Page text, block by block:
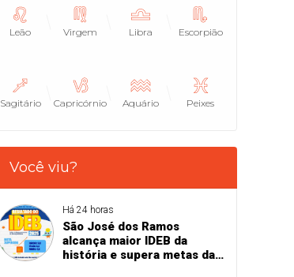
Leão Virgem Libra Escorpião
Sagitário Capricórnio Aquário Peixes
Você viu?
Há 24 horas
São José dos Ramos
alcança maior IDEB da
história e supera metas da